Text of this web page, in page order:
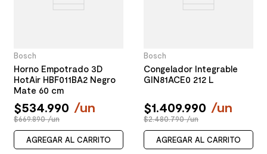
Bosch
Horno Empotrado 3D
HotAir HBF011BA2 Negro
Mate 60 cm
$534.990 /un
$669.890 /un
AGREGAR AL CARRITO
Bosch
Congelador Integrable
GIN81ACE0 212 L
$1.409.990 /un
$2.480.790 /un
AGREGAR AL CARRITO